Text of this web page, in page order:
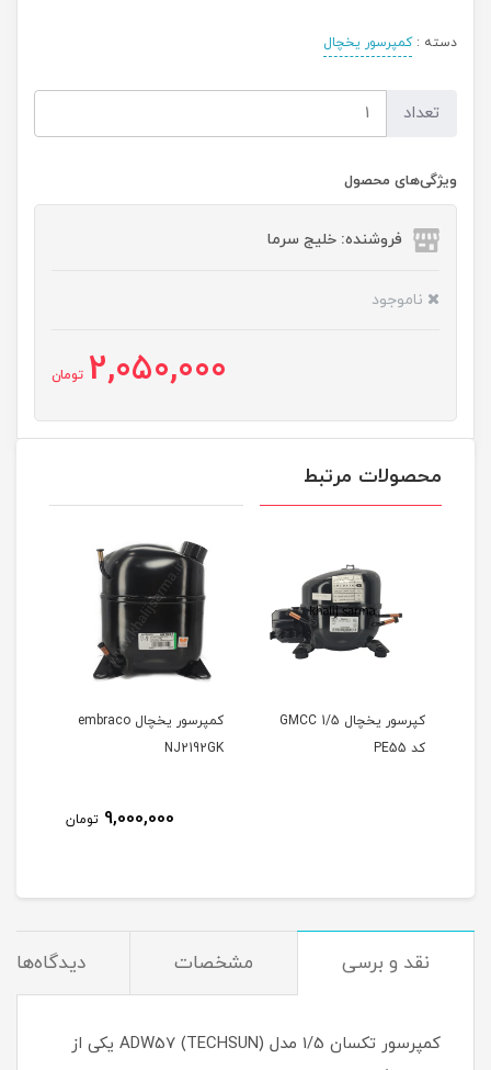
دسته :کمپرسور یخچال
تعداد
ویژگی‌های محصول
فروشنده: خلیج سرما
ناموجود
2,050,000 تومان
محصولات مرتبط
کپرسور یخچال GMCC 1/5
کد PE55
کمپرسور یخچال embraco
NJ2192GK
9,000,000 تومان
نقد و برسی مشخصات دیدگاه‌ها
کمپرسور تکسان 1/5 مدل ADW57 (TECHSUN) یکی از